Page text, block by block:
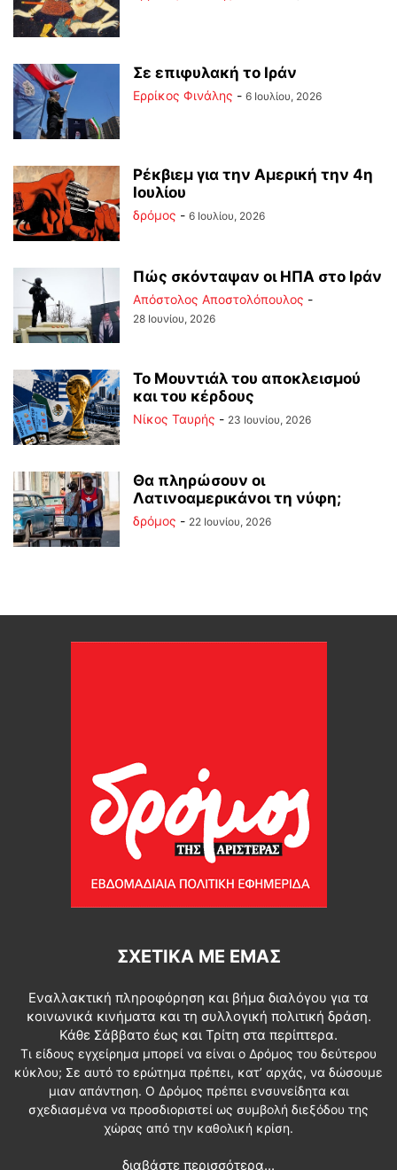
Σε επιφυλακή το Ιράν
Ερρίκος Φινάλης - 6 Ιουλίου, 2026
Ρέκβιεμ για την Αμερική την 4η
Ιουλίου
δρόμος - 6 Ιουλίου, 2026
Πώς σκόνταψαν οι ΗΠΑ στο Ιράν
Απόστολος Αποστολόπουλος -
28 Ιουνίου, 2026
Το Μουντιάλ του αποκλεισμού
και του κέρδους
Νίκος Ταυρής - 23 Ιουνίου, 2026
Θα πληρώσουν οι
Λατινοαμερικάνοι τη νύφη;
δρόμος - 22 Ιουνίου, 2026
ΣΧΕΤΙΚΆ ΜΕ ΕΜΆΣ
Εναλλακτική πληροφόρηση και βήμα διαλόγου για τα
κοινωνικά κινήματα και τη συλλογική πολιτική δράση.
Κάθε Σάββατο έως και Τρίτη στα περίπτερα.
Τι είδους εγχείρημα μπορεί να είναι ο Δρόμος του δεύτερου
κύκλου; Σε αυτό το ερώτημα πρέπει, κατ’ αρχάς, να δώσουμε
μιαν απάντηση. Ο Δρόμος πρέπει ενσυνείδητα και
σχεδιασμένα να προσδιοριστεί ως συμβολή διεξόδου της
χώρας από την καθολική κρίση.
διαβάστε περισσότερα...